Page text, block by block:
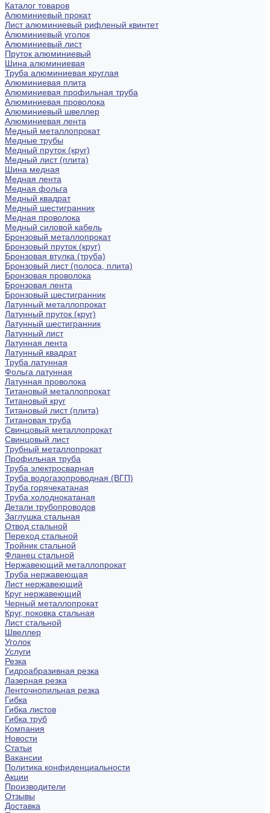
Каталог товаров
Алюминиевый прокат
Лист алюминиевый рифленый квинтет
Алюминиевый уголок
Алюминиевый лист
Пруток алюминиевый
Шина алюминиевая
Труба алюминиевая круглая
Алюминиевая плита
Алюминиевая профильная труба
Алюминиевая проволока
Алюминиевый швеллер
Алюминиевая лента
Медный металлопрокат
Медные трубы
Медный пруток (круг)
Медный лист (плита)
Шина медная
Медная лента
Медная фольга
Медный квадрат
Медный шестигранник
Медная проволока
Медный силовой кабель
Бронзовый металлопрокат
Бронзовый пруток (круг)
Бронзовая втулка (труба)
Бронзовый лист (полоса, плита)
Бронзовая проволока
Бронзовая лента
Бронзовый шестигранник
Латунный металлопрокат
Латунный пруток (круг)
Латунный шестигранник
Латунный лист
Латунная лента
Латунный квадрат
Труба латунная
Фольга латунная
Латунная проволока
Титановый металлопрокат
Титановый круг
Титановый лист (плита)
Титановая труба
Свинцовый металлопрокат
Свинцовый лист
Трубный металлопрокат
Профильная труба
Труба электросварная
Труба водогазопроводная (ВГП)
Труба горячекатаная
Труба холоднокатаная
Детали трубопроводов
Заглушка стальная
Отвод стальной
Переход стальной
Тройник стальной
Фланец стальной
Нержавеющий металлопрокат
Труба нержавеющая
Лист нержавеющий
Круг нержавеющий
Черный металлопрокат
Круг, поковка стальная
Лист стальной
Швеллер
Уголок
Услуги
Резка
Гидроабразивная резка
Лазерная резка
Ленточнопильная резка
Гибка
Гибка листов
Гибка труб
Компания
Новости
Статьи
Вакансии
Политика конфиденциальности
Акции
Производители
Отзывы
Доставка